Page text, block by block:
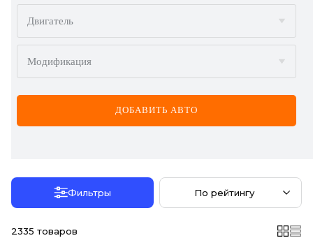
BYD
CADILLAC
CHERY
CHEVROLET
CHRYSLER
Двигатель
Модификация
ДОБАВИТЬ АВТО
Фильтры По рейтингу
2335 товаров